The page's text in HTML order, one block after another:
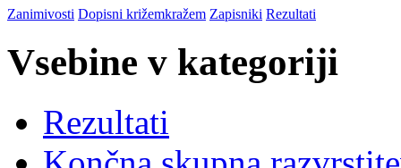
Zanimivosti Dopisni križemkražem Zapisniki Rezultati
Vsebine v kategoriji
Rezultati